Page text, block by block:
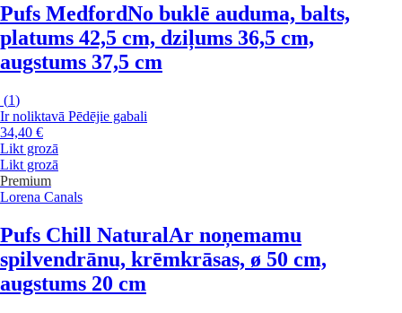
Pufs MedfordNo buklē auduma, balts,
platums 42,5 cm, dziļums 36,5 cm,
augstums 37,5 cm
(1)
Ir noliktavā Pēdējie gabali
34,40 €
Likt grozā
Likt grozā
Premium
Lorena Canals
Pufs Chill NaturalAr noņemamu
spilvendrānu, krēmkrāsas, ø 50 cm,
augstums 20 cm